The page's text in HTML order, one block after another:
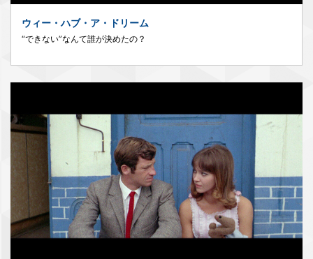
ウィー・ハブ・ア・ドリーム
“できない”なんて誰が決めたの？